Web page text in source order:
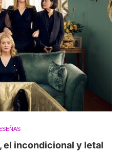
el incondicional y letal